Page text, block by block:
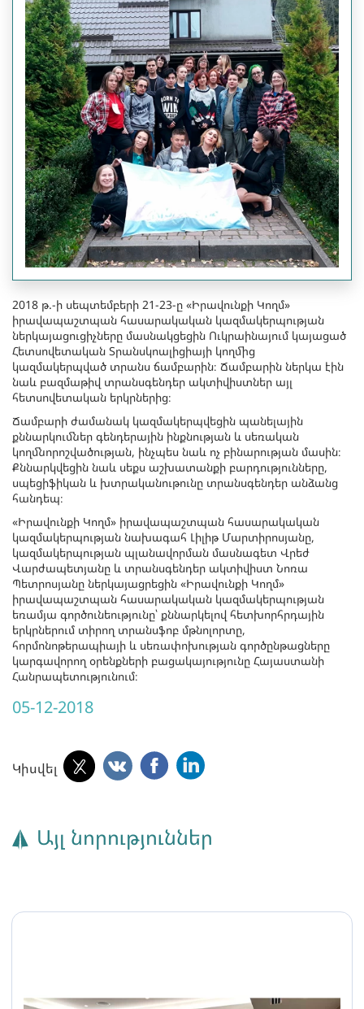
2018 թ.-ի սեպտեմբերի 21-23-ը «Իրավունքի Կողմ»
իրավապաշտպան հասարակական կազմակերպության
ներկայացուցիչները մասնակցեցին Ուկրաինայում կայացած
Հետսովետական Տրանսկոալիցիայի կողմից
կազմակերպված տրանս ճամբարին։ Ճամբարին ներկա էին
նաև բազմաթիվ տրանսգենդեր ակտիվիստներ այլ
հետսովետական երկրներից։
Ճամբարի ժամանակ կազմակերպվեցին պանելային
քննարկումներ գենդերային ինքնության և սեռական
կողմնորոշվածության, ինչպես նաև ոչ բինարության մասին։
Քննարկվեցին նաև սեքս աշխատանքի բարդությունները,
սպեցիֆիկան և խտրականութունը տրանսգենդեր անձանց
հանդեպ։
«Իրավունքի Կողմ» իրավապաշտպան հասարակական
կազմակերպության նախագահ Լիլիթ Մարտիրոսյանը,
կազմակերպության պլանավորման մասնագետ Վրեժ
Վարժապետյանը և տրանսգենդեր ակտիվիստ Նոռա
Պետրոսյանը ներկայացրեցին «Իրավունքի Կողմ»
իրավապաշտպան հասարակական կազմակերպության
եռամյա գործունեությունը՝ քննարկելով հետխորհրդային
երկրներում տիրող տրանսֆոբ մթնոլորտը,
հորմոնոթերապիայի և սեռափոխության գործընթացները
կարգավորող օրենքների բացակայությունը Հայաստանի
Հանրապետությունում։
05-12-2018
Կիսվել
Այլ նորություններ